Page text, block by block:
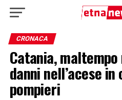
CRONACA
Catania,
danni nell’acese
pompieri